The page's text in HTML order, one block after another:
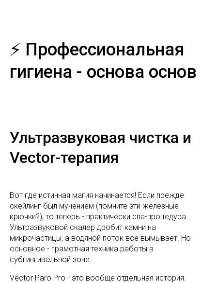
⚡ Профессиональная
гигиена - основа основ
Ультразвуковая чистка и
Vector-терапия
Вот где истинная магия начинается! Если прежде
скейлинг был мучением (помните эти железные
крючки?), то теперь - практически спа-процедура.
Ультразвуковой скалер дробит камни на
микрочастицы, а водяной поток все вымывает. Но
основное - грамотная техника работы в
субгингивальной зоне.
Vector Paro Pro - это вообще отдельная история.